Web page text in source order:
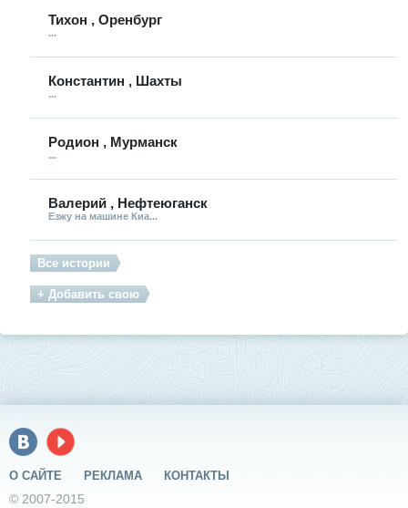
Тихон , Оренбург
...
Константин , Шахты
...
Родион , Мурманск
...
Валерий , Нефтеюганск
Езжу на машине Киа...
Все истории
+ Добавить свою
О САЙТЕ РЕКЛАМА КОНТАКТЫ
© 2007-2015